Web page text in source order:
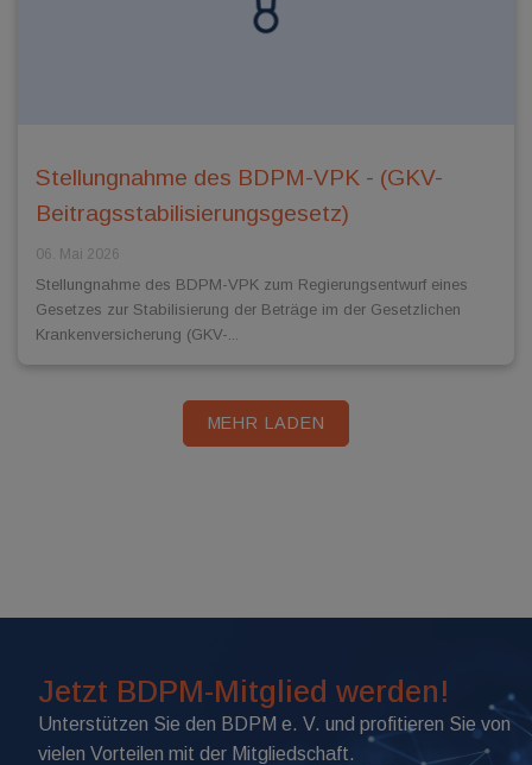
Stellungnahme des BDPM-VPK - (GKV-
Beitragsstabilisierungsgesetz)
06. Mai 2026
Stellungnahme des BDPM-VPK zum Regierungsentwurf eines
Gesetzes zur Stabilisierung der Beträge im der Gesetzlichen
Krankenversicherung (GKV-...
MEHR LADEN
Jetzt BDPM-Mitglied werden!
Unterstützen Sie den BDPM e. V. und profitieren Sie von
vielen Vorteilen mit der Mitgliedschaft.